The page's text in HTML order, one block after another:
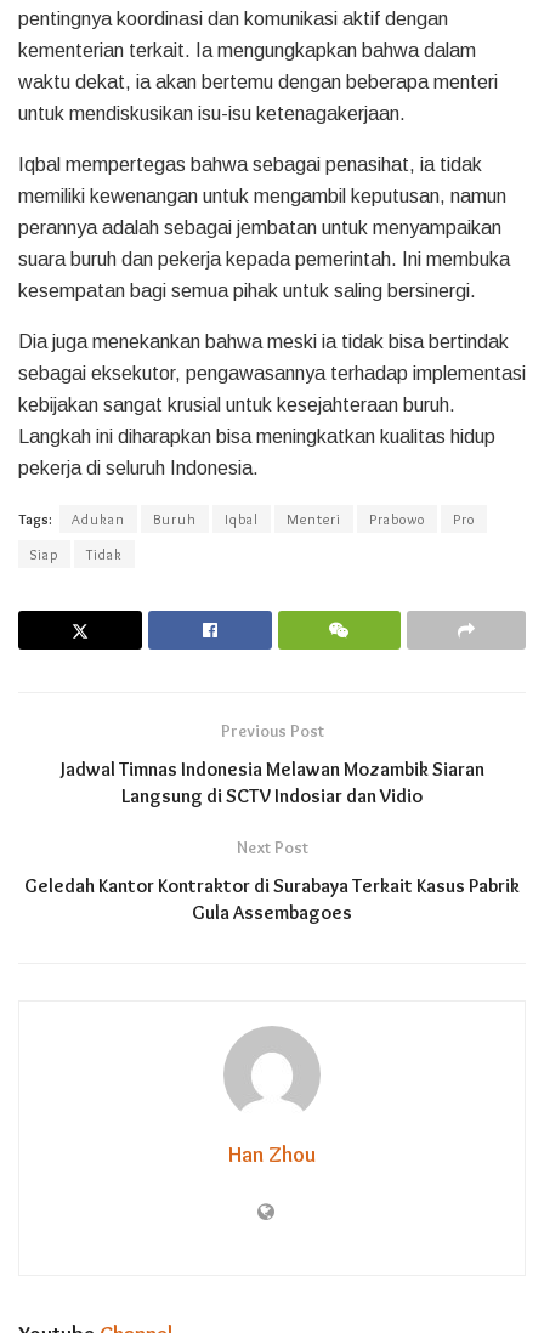
pentingnya koordinasi dan komunikasi aktif dengan
kementerian terkait. Ia mengungkapkan bahwa dalam
waktu dekat, ia akan bertemu dengan beberapa menteri
untuk mendiskusikan isu-isu ketenagakerjaan.
Iqbal mempertegas bahwa sebagai penasihat, ia tidak
memiliki kewenangan untuk mengambil keputusan, namun
perannya adalah sebagai jembatan untuk menyampaikan
suara buruh dan pekerja kepada pemerintah. Ini membuka
kesempatan bagi semua pihak untuk saling bersinergi.
Dia juga menekankan bahwa meski ia tidak bisa bertindak
sebagai eksekutor, pengawasannya terhadap implementasi
kebijakan sangat krusial untuk kesejahteraan buruh.
Langkah ini diharapkan bisa meningkatkan kualitas hidup
pekerja di seluruh Indonesia.
Tags: Adukan Buruh Iqbal Menteri Prabowo
Pro
Siap
Tidak
Previous Post
Jadwal Timnas Indonesia Melawan Mozambik Siaran
Langsung di SCTV Indosiar dan Vidio
Next Post
Geledah Kantor Kontraktor di Surabaya Terkait Kasus Pabrik
Gula Assembagoes
Han Zhou